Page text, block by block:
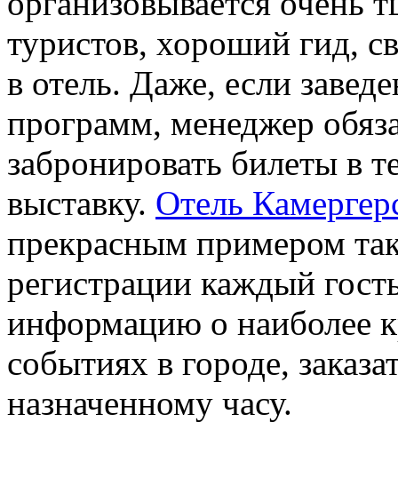
туристов, хороший гид,
в отель. Даже, если
программ, менеджер
забронировать билеты в
выставку. Отель
прекрасным примером
регистрации каждый
информацию о наиболее
событиях в городе,
назначенному часу.